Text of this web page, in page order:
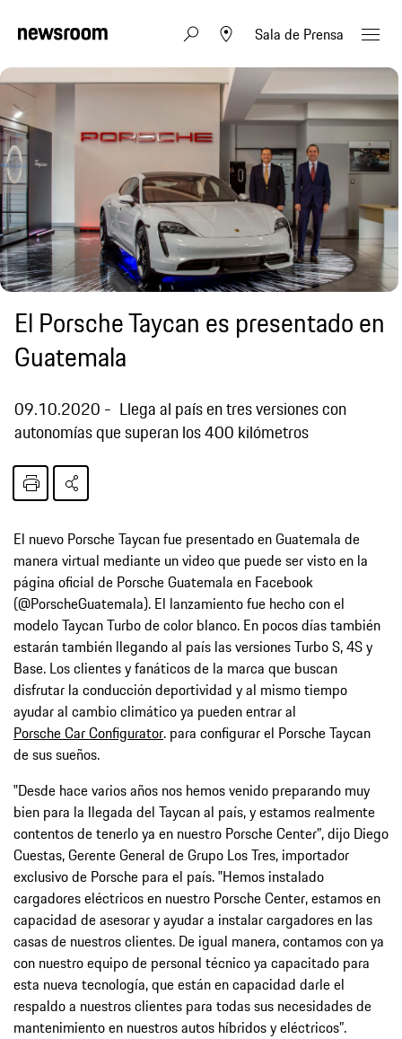
Sala de Prensa
El Porsche Taycan es presentado en
Guatemala
09.10.2020
Llega al país en tres versiones con
autonomías que superan los 400 kilómetros
El nuevo Porsche Taycan fue presentado en Guatemala de
manera virtual mediante un video que puede ser visto en la
página oficial de Porsche Guatemala en Facebook
(@PorscheGuatemala). El lanzamiento fue hecho con el
modelo Taycan Turbo de color blanco. En pocos días también
estarán también llegando al país las versiones Turbo S, 4S y
Base. Los clientes y fanáticos de la marca que buscan
disfrutar la conducción deportividad y al mismo tiempo
ayudar al cambio climático ya pueden entrar al
Porsche Car Configurator. para configurar el Porsche Taycan
de sus sueños.
‟Desde hace varios años nos hemos venido preparando muy
bien para la llegada del Taycan al país, y estamos realmente
contentos de tenerlo ya en nuestro Porsche Center”, dijo Diego
Cuestas, Gerente General de Grupo Los Tres, importador
exclusivo de Porsche para el país. ‟Hemos instalado
cargadores eléctricos en nuestro Porsche Center, estamos en
capacidad de asesorar y ayudar a instalar cargadores en las
casas de nuestros clientes. De igual manera, contamos con ya
con nuestro equipo de personal técnico ya capacitado para
esta nueva tecnología, que están en capacidad darle el
respaldo a nuestros clientes para todas sus necesidades de
mantenimiento en nuestros autos híbridos y eléctricos”.